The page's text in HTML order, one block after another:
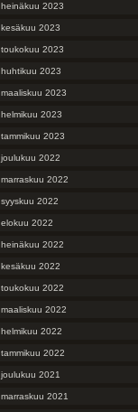
heinäkuu 2023
kesäkuu 2023
toukokuu 2023
huhtikuu 2023
maaliskuu 2023
helmikuu 2023
tammikuu 2023
joulukuu 2022
marraskuu 2022
syyskuu 2022
elokuu 2022
heinäkuu 2022
kesäkuu 2022
toukokuu 2022
maaliskuu 2022
helmikuu 2022
tammikuu 2022
joulukuu 2021
marraskuu 2021